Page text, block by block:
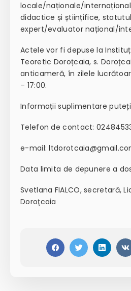
locale/naționale/
didactice și științifice,
expert/evaluator național/
Actele vor fi depuse la
Teoretic Doroțcaia, s.
anticameră, în zilele
– 17:00.
Informații suplimentare
Telefon de contact:
e-mail:
Data limita de depunere a
Svetlana FIALCO, secretară,
Doroţcaia